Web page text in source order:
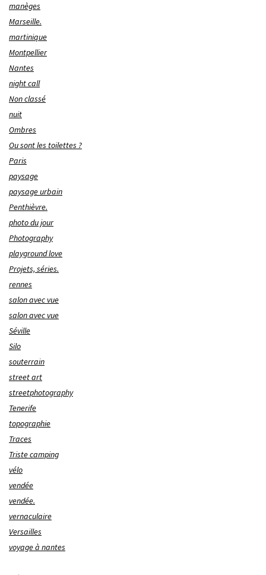
manèges
Marseille.
martinique
Montpellier
Nantes
night call
Non classé
nuit
Ombres
Ou sont les toilettes ?
Paris
paysage
paysage urbain
Penthièvre.
photo du jour
Photography
playground love
Projets, séries.
rennes
salon avec vue
salon avec vue
Séville
Silo
souterrain
street art
streetphotography
Tenerife
topographie
Traces
Triste camping
vélo
vendée
vendée.
vernaculaire
Versailles
voyage à nantes